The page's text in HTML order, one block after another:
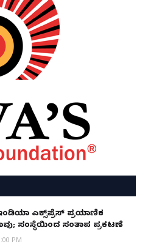
ಎಕ್ಸ್‌ಪ್ರೆಸ್ ಪ್ರಯಾಣಿಕ
ಸಂಸ್ಥೆಯಿಂದ ಸಂತಾಪ ಪ್ರಕಟಣೆ
PM